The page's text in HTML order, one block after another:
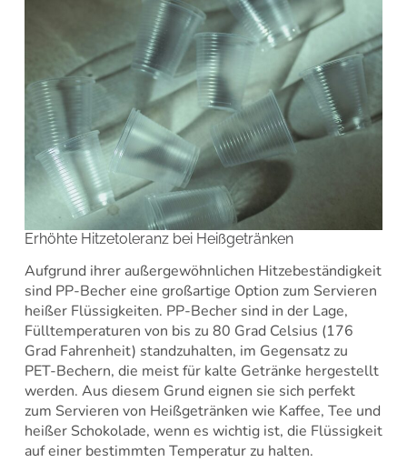
Erhöhte Hitzetoleranz bei Heißgetränken
Aufgrund ihrer außergewöhnlichen Hitzebeständigkeit
sind PP-Becher eine großartige Option zum Servieren
heißer Flüssigkeiten. PP-Becher sind in der Lage,
Fülltemperaturen von bis zu 80 Grad Celsius (176
Grad Fahrenheit) standzuhalten, im Gegensatz zu
PET-Bechern, die meist für kalte Getränke hergestellt
werden. Aus diesem Grund eignen sie sich perfekt
zum Servieren von Heißgetränken wie Kaffee, Tee und
heißer Schokolade, wenn es wichtig ist, die Flüssigkeit
auf einer bestimmten Temperatur zu halten.